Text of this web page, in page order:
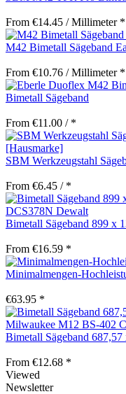
From €14.45 / Millimeter *
M42 Bimetall Sägeband
From €10.76 / Millimeter *
Bimetall Sägeband
From €11.00 / *
SBM Werkzeugstahl
From €6.45 / *
Bimetall Sägeband 899 x
From €16.59 *
Minimalmengen-
€63.95 *
Bimetall Sägeband
From €12.68 *
Viewed
Newsletter